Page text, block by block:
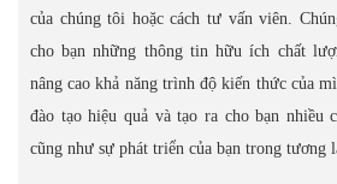
của chúng tôi hoặc cách tư vấn viên.
cho bạn những thông tin hữu ích chất
nâng cao khả năng trình độ kiến thức của
đào tạo hiệu quả và tạo ra cho bạn nhiều
cũng như sự phát triển của bạn trong tương